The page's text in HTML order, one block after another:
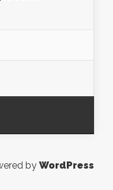
Peixoto,
Mesel,
by WordPress